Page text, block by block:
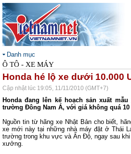
Danh mục
Ô TÔ - XE MÁY
Honda hé lộ xe dưới 10.000
Cập nhật lúc 19:05, 11/11/2010 (GMT+7)
Honda đang lên kế hoạch sản xuất
trường Đông Nam Á, với giá không quá 10
Nguồn tin từ hãng xe Nhật Bản cho biết,
xe mới này tại những nhà máy đặt ở Thái
trường trong khu vực và Ấn Độ, ngay sau
xưởng.